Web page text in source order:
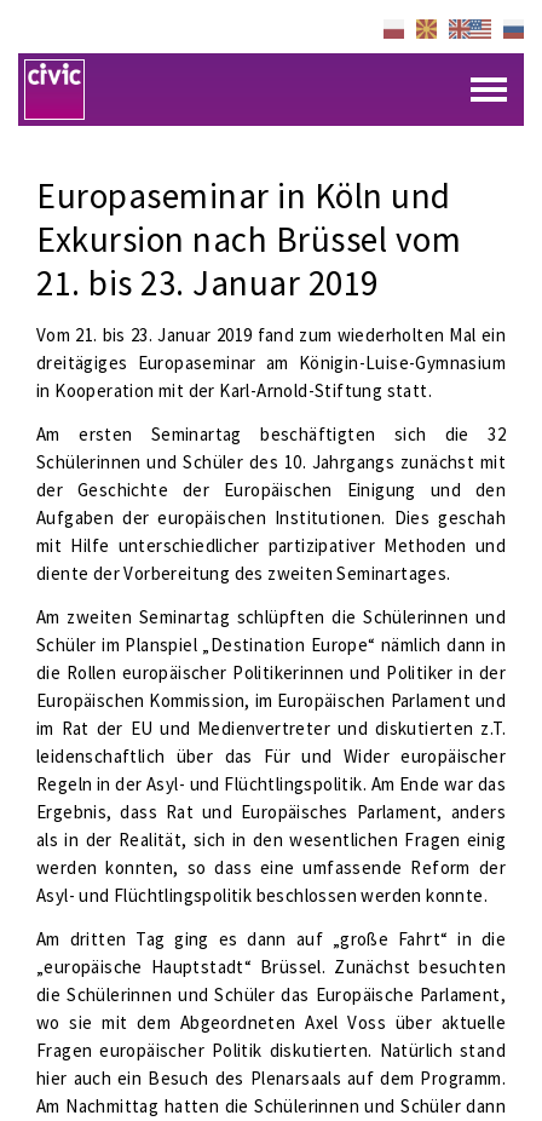
Europaseminar in Köln und
Exkursion nach Brüssel vom
21. bis 23. Januar 2019
Vom 21. bis 23. Januar 2019 fand zum wiederholten Mal ein
dreitägiges Europaseminar am Königin-Luise-Gymnasium
in Kooperation mit der Karl-Arnold-Stiftung statt.
Am ersten Seminartag beschäftigten sich die 32
Schülerinnen und Schüler des 10. Jahrgangs zunächst mit
der Geschichte der Europäischen Einigung und den
Aufgaben der europäischen Institutionen. Dies geschah
mit Hilfe unterschiedlicher partizipativer Methoden und
diente der Vorbereitung des zweiten Seminartages.
Am zweiten Seminartag schlüpften die Schülerinnen und
Schüler im Planspiel „Destination Europe“ nämlich dann in
die Rollen europäischer Politikerinnen und Politiker in der
Europäischen Kommission, im Europäischen Parlament und
im Rat der EU und Medienvertreter und diskutierten z.T.
leidenschaftlich über das Für und Wider europäischer
Regeln in der Asyl- und Flüchtlingspolitik. Am Ende war das
Ergebnis, dass Rat und Europäisches Parlament, anders
als in der Realität, sich in den wesentlichen Fragen einig
werden konnten, so dass eine umfassende Reform der
Asyl- und Flüchtlingspolitik beschlossen werden konnte.
Am dritten Tag ging es dann auf „große Fahrt“ in die
„europäische Hauptstadt“ Brüssel. Zunächst besuchten
die Schülerinnen und Schüler das Europäische Parlament,
wo sie mit dem Abgeordneten Axel Voss über aktuelle
Fragen europäischer Politik diskutierten. Natürlich stand
hier auch ein Besuch des Plenarsaals auf dem Programm.
Am Nachmittag hatten die Schülerinnen und Schüler dann